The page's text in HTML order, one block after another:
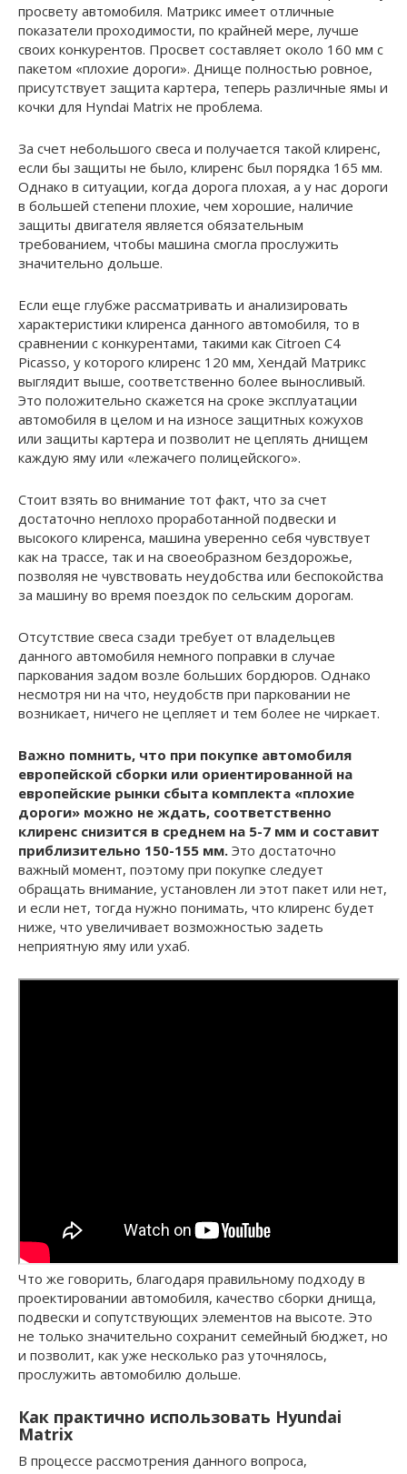
просвету автомобиля. Матрикс имеет отличные
показатели проходимости, по крайней мере, лучше
своих конкурентов. Просвет составляет около 160 мм с
пакетом «плохие дороги». Днище полностью ровное,
присутствует защита картера, теперь различные ямы и
кочки для Hyndai Matrix не проблема.
За счет небольшого свеса и получается такой клиренс,
если бы защиты не было, клиренс был порядка 165 мм.
Однако в ситуации, когда дорога плохая, а у нас дороги
в большей степени плохие, чем хорошие, наличие
защиты двигателя является обязательным
требованием, чтобы машина смогла прослужить
значительно дольше.
Если еще глубже рассматривать и анализировать
характеристики клиренса данного автомобиля, то в
сравнении с конкурентами, такими как Citroen C4
Picasso, у которого клиренс 120 мм, Хендай Матрикс
выглядит выше, соответственно более выносливый.
Это положительно скажется на сроке эксплуатации
автомобиля в целом и на износе защитных кожухов
или защиты картера и позволит не цеплять днищем
каждую яму или «лежачего полицейского».
Стоит взять во внимание тот факт, что за счет
достаточно неплохо проработанной подвески и
высокого клиренса, машина уверенно себя чувствует
как на трассе, так и на своеобразном бездорожье,
позволяя не чувствовать неудобства или беспокойства
за машину во время поездок по сельским дорогам.
Отсутствие свеса сзади требует от владельцев
данного автомобиля немного поправки в случае
паркования задом возле больших бордюров. Однако
несмотря ни на что, неудобств при парковании не
возникает, ничего не цепляет и тем более не чиркает.
Важно помнить, что при покупке автомобиля
европейской сборки или ориентированной на
европейские рынки сбыта комплекта «плохие
дороги» можно не ждать, соответственно
клиренс снизится в среднем на 5-7 мм и составит
приблизительно 150-155 мм. Это достаточно
важный момент, поэтому при покупке следует
обращать внимание, установлен ли этот пакет или нет,
и если нет, тогда нужно понимать, что клиренс будет
ниже, что увеличивает возможностью задеть
неприятную яму или ухаб.
Что же говорить, благодаря правильному подходу в
проектировании автомобиля, качество сборки днища,
подвески и сопутствующих элементов на высоте. Это
не только значительно сохранит семейный бюджет, но
и позволит, как уже несколько раз уточнялось,
прослужить автомобилю дольше.
Как практично использовать Hyundai
Matrix
В процессе рассмотрения данного вопроса,